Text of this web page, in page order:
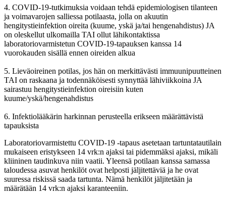
4. COVID-19-tutkimuksia voidaan tehdä epidemiologisen tilanteen
ja voimavarojen salliessa potilaasta, jolla on akuutin
hengitystieinfektion oireita (kuume, yskä ja/tai hengenahdistus) JA
on oleskellut ulkomailla TAI ollut lähikontaktissa
laboratoriovarmistetun COVID-19-tapauksen kanssa 14
vuorokauden sisällä ennen oireiden alkua
5. Lieväoireinen potilas, jos hän on merkittävästi immuunipuutteinen
TAI on raskaana ja todennäköisesti synnyttää lähiviikkoina JA
sairastuu hengitystieinfektion oireisiin kuten
kuume/yskä/hengenahdistus
6. Infektiolääkärin harkinnan perusteella erikseen määrättävistä
tapauksista
Laboratoriovarmistettu COVID-19 -tapaus asetetaan tartuntatautilain
mukaiseen eristykseen 14 vrk:n ajaksi tai pidemmäksi ajaksi, mikäli
kliininen taudinkuva niin vaatii. Yleensä potilaan kanssa samassa
taloudessa asuvat henkilöt ovat helposti jäljitettäviä ja he ovat
suuressa riskissä saada tartunta. Nämä henkilöt jäljitetään ja
määrätään 14 vrk:n ajaksi karanteeniin.